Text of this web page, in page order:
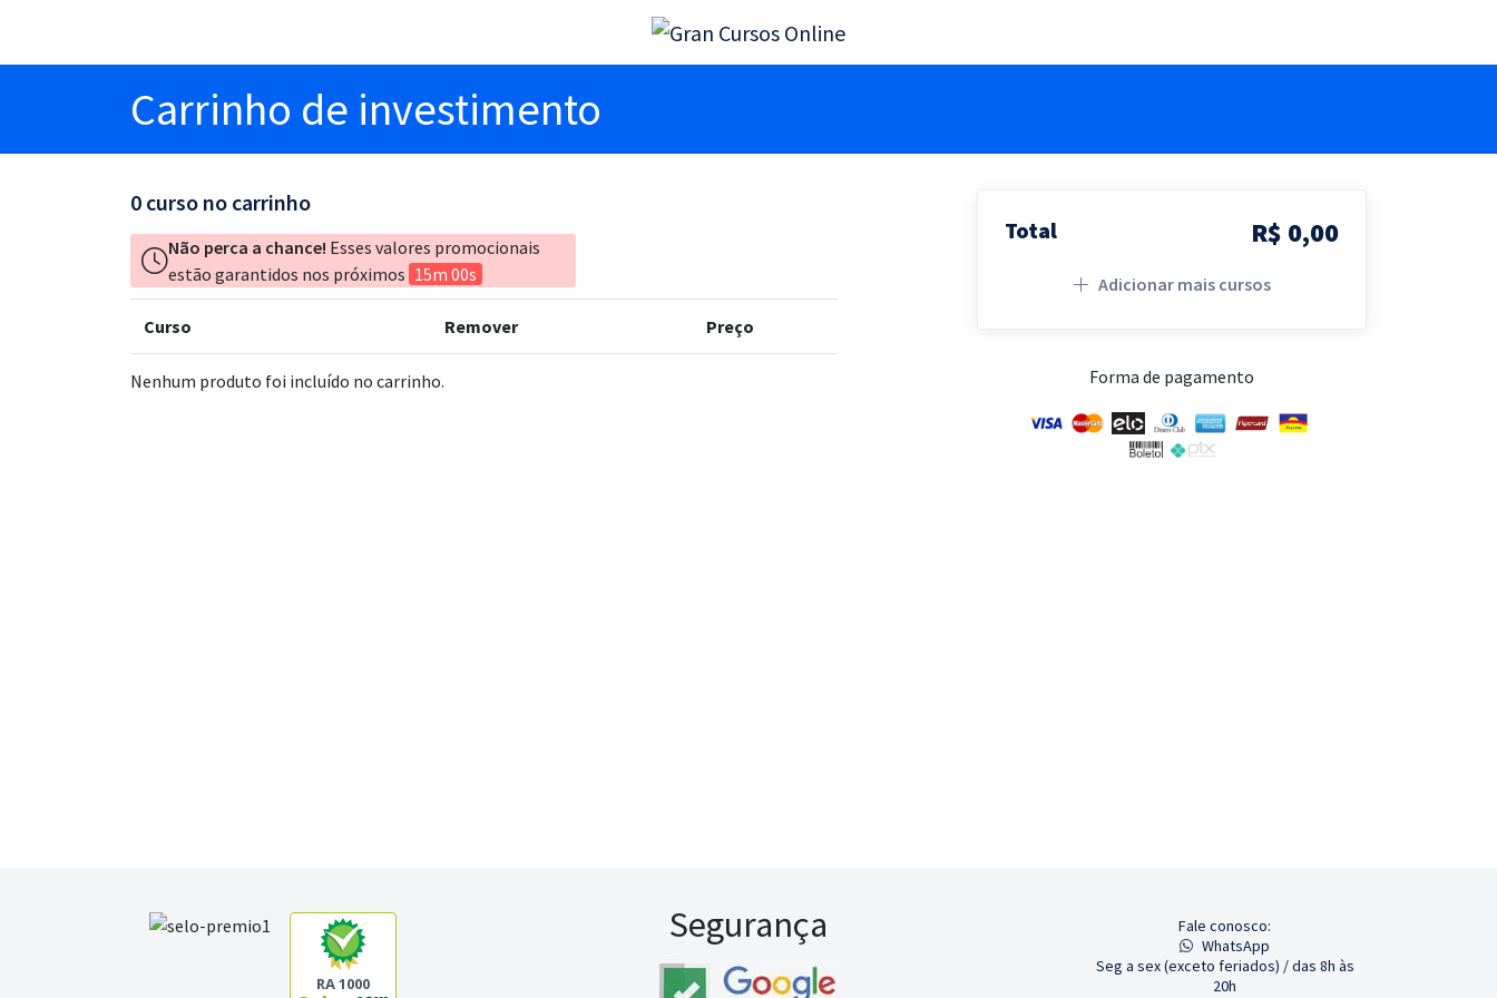
Carrinho de investimento
0 curso no carrinho
Não perca a chance! Esses valores promocionais
estão garantidos nos próximos 15m 00s
Curso Remover Preço
Nenhum produto foi incluído no carrinho.
Total R$ 0,00
Adicionar mais cursos
Forma de pagamento
RA 1000
Segurança
Fale conosco:
WhatsApp
Seg a sex (exceto feriados) / das 8h às
20h